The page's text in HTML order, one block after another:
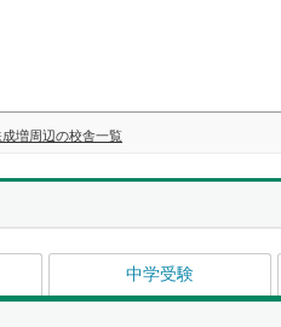
増周辺の校舎一覧
中学受験